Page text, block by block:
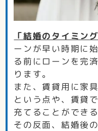
「結婚のタイミング
ーンが早い時期に
る前にローンを完
ります。
また、賃貸用に家
という点や、賃貸
充てることができ
その反面、結婚後